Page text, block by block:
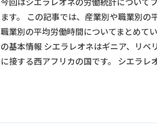
今回はシエラレオネの労働統計について
ます。 この記事では、産業別や職業別の
職業別の平均労働時間についてまとめて
の基本情報 シエラレオネはギニア、リベ
に接する西アフリカの国です。 シエラレ